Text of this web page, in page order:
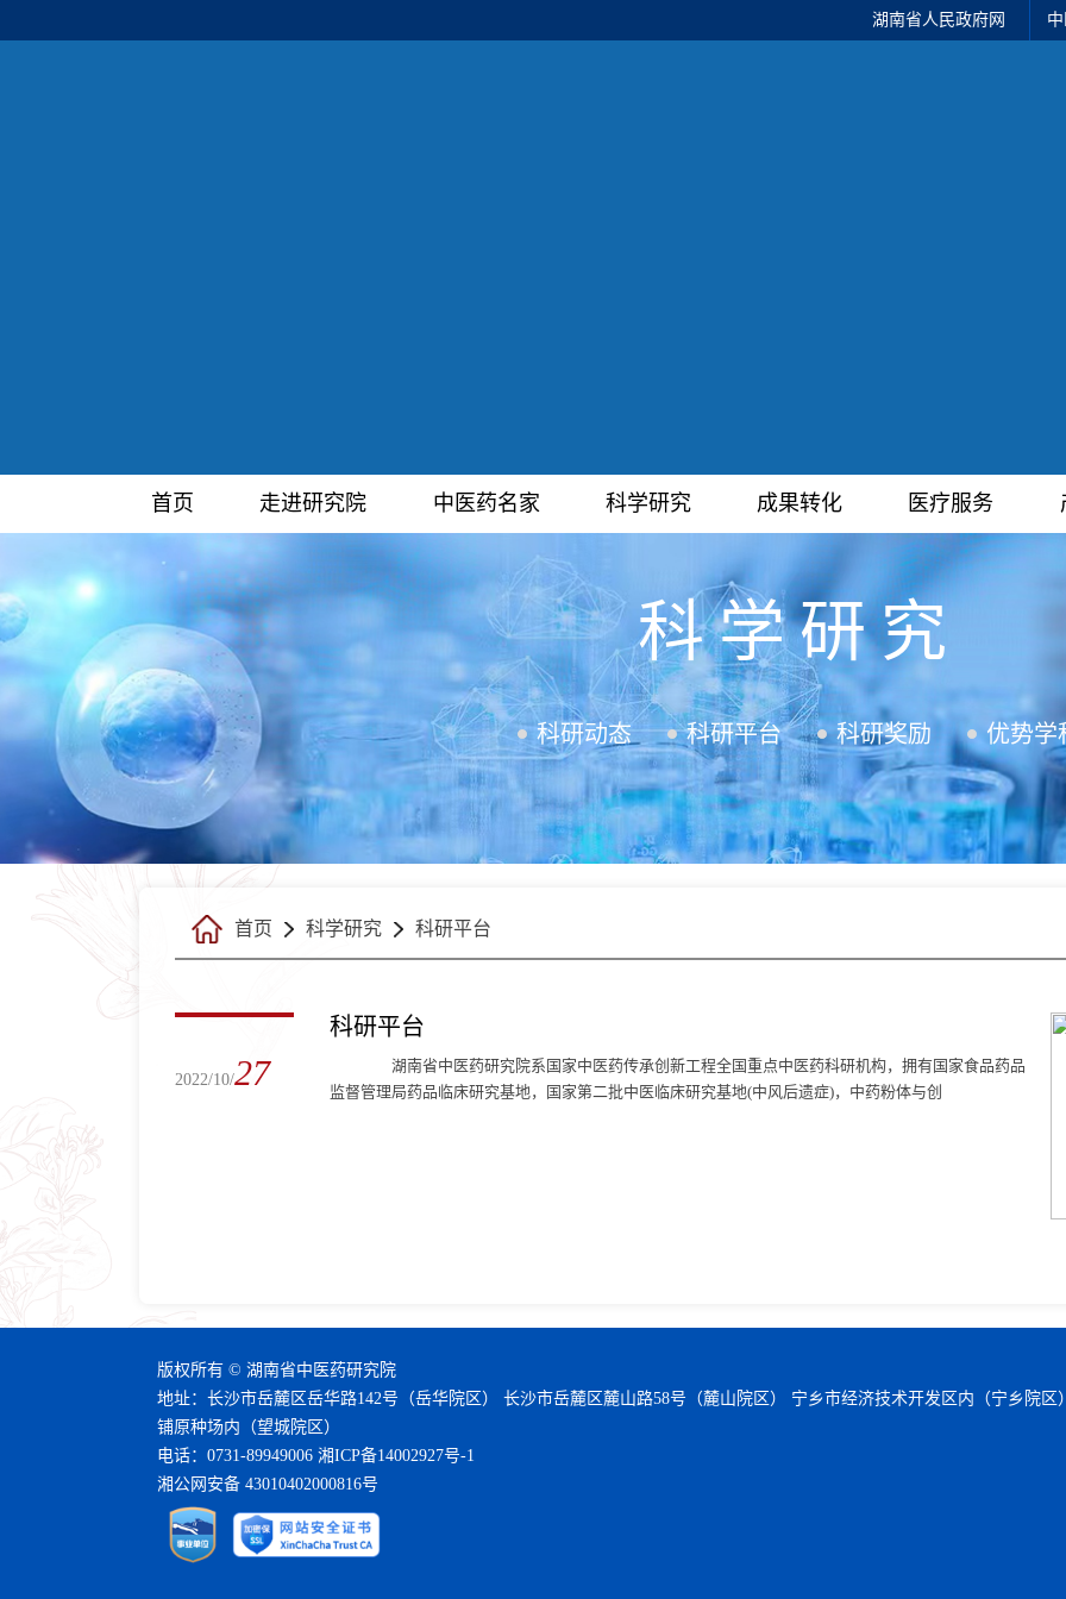
湖南省人民政府网
首页 走进研究院 中医药名家 科学研究 成果转化 医疗服务
科学研究
科研动态 科研平台 科研奖励 优势学
首页 科学研究 科研平台
2022/10/27
科研平台
湖南省中医药研究院系国家中医药传承创新工程全国重点中医药科研机构，拥有国家食品药品
监督管理局药品临床研究基地，国家第二批中医临床研究基地(中风后遗症)，中药粉体与创
版权所有 © 湖南省中医药研究院
地址：长沙市岳麓区岳华路142号（岳华院区） 长沙市岳麓区麓山路58号（麓山院区） 宁乡市经济技术开发区内（宁乡院区
铺原种场内（望城院区）
电话：0731-89949006 湘ICP备14002927号-1
湘公网安备 43010402000816号